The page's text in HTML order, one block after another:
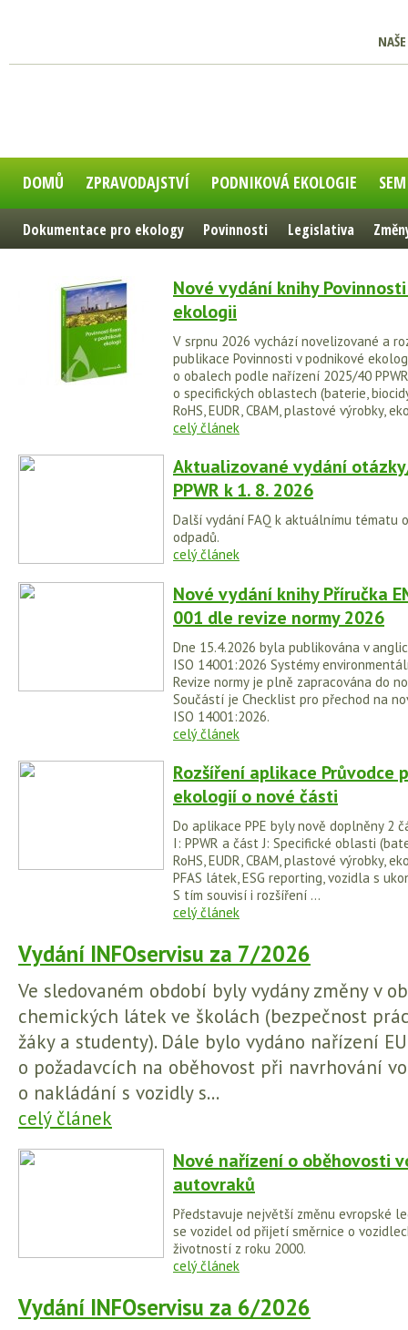
DOMŮ ZPRAVODAJSTVÍ PODNIKOVÁ EKOLOGIE
Dokumentace pro ekology Povinnosti Legislativa
Nové vydání knihy
ekologii
V srpnu 2026 vychází novelizované a
publikace Povinnosti v podnikové
o obalech podle nařízení 2025/40
o specifických oblastech (baterie,
RoHS, EUDR, CBAM, plastové výrobky,
celý článek
Aktualizované vydání
PPWR k 1. 8. 2026
Další vydání FAQ k aktuálnímu tématu
odpadů.
celý článek
Nové vydání knihy Příručka
001 dle revize normy 2026
Dne 15.4.2026 byla publikována v
ISO 14001:2026 Systémy
Revize normy je plně zapracována do
Součástí je Checklist pro přechod na
ISO 14001:2026.
celý článek
Rozšíření aplikace Průvodce
ekologií o nové části
Do aplikace PPE byly nově doplněny 2
I: PPWR a část J: Specifické oblasti
RoHS, EUDR, CBAM, plastové výrobky,
PFAS látek, ESG reporting, vozidla s
S tím souvisí i rozšíření ...
celý článek
Vydání INFOservisu za 7/2026
Ve sledovaném období byly vydány změny v
chemických látek ve školách (bezpečnost
žáky a studenty). Dále bylo vydáno nařízení
o požadavcích na oběhovost při navrhování
o nakládání s vozidly s...
celý článek
Nové nařízení o oběhovosti
autovraků
Představuje největší změnu evropské
se vozidel od přijetí směrnice o
životností z roku 2000.
celý článek
Vydání INFOservisu za 6/2026